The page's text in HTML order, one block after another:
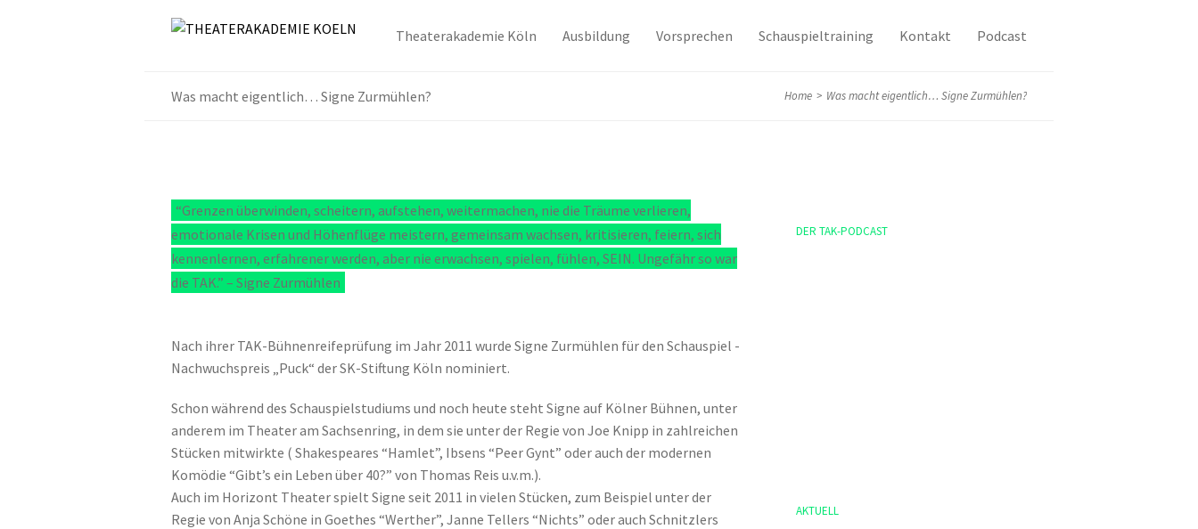
Theaterakademie Köln Ausbildung Vorsprechen Schauspieltraining Kontakt Podcast
Was macht eigentlich… Signe Zurmühlen? Home > Was macht eigentlich… Signe Zurmühlen?
“Grenzen überwinden, scheitern, aufstehen, weitermachen, nie die Träume verlieren,
emotionale Krisen und Höhenflüge meistern, gemeinsam wachsen, kritisieren, feiern, sich
kennenlernen, erfahrener werden, aber nie erwachsen, spielen, fühlen, SEIN. Ungefähr so war
die TAK.” – Signe Zurmühlen
Nach ihrer TAK-Bühnenreifeprüfung im Jahr 2011 wurde Signe Zurmühlen für den Schauspiel -
Nachwuchspreis „Puck“ der SK-Stiftung Köln nominiert.
Schon während des Schauspielstudiums und noch heute steht Signe auf Kölner Bühnen, unter
anderem im Theater am Sachsenring, in dem sie unter der Regie von Joe Knipp in zahlreichen
Stücken mitwirkte ( Shakespeares “Hamlet”, Ibsens “Peer Gynt” oder auch der modernen
Komödie “Gibt’s ein Leben über 40?” von Thomas Reis u.v.m.).
Auch im Horizont Theater spielt Signe seit 2011 in vielen Stücken, zum Beispiel unter der
Regie von Anja Schöne in Goethes “Werther”, Janne Tellers “Nichts” oder auch Schnitzlers
DER TAK-PODCAST
AKTUELL